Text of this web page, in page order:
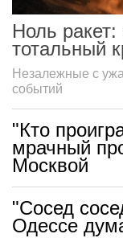
Ноль
тотальный
Незалежные с
событий
"Кто
мрачный
Москвой
"Сосед
Одессе